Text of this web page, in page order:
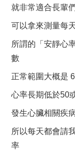
就非常適合長輩
可以拿來測量每
所謂的「安靜心
數
正常範圍大概是
心率長期低於50
發生心臟相關疾
所以每天都會請
率